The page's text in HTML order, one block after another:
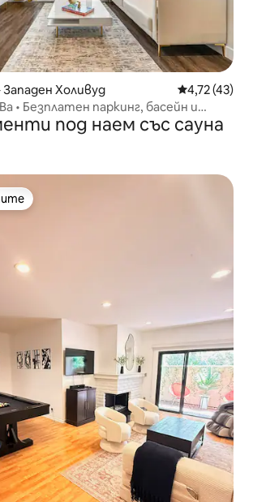
Холивуд Средна
4,72 (43)
• Безплатен паркинг, басейн и
под наем със сауна